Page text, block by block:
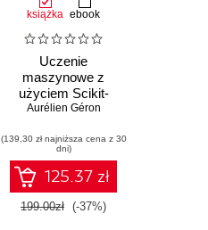
książka ebook
Uczenie
maszynowe z
użyciem Scikit-
Learn i PyTorch.
narzędzia i techniki
umożliwiające
konstruowanie
inteligentnych
systemów
Aurélien Géron
(139,30 zł najniższa cena z 30
dni)
125.37 zł
199.00zł (-37%)